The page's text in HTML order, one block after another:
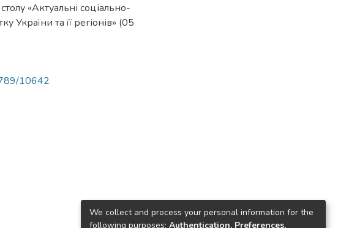
«Актуальні соціально-
України та її регіонів» (05
10642
We collect and process your personal information for the
following purposes: Authentication, Preferences,